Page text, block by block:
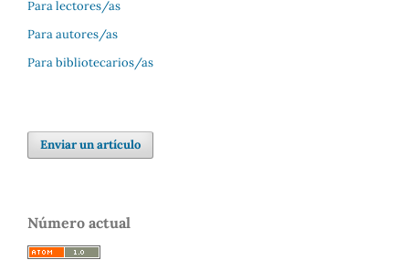
Para lectores/as
Para autores/as
Para bibliotecarios/as
Enviar un artículo
Número actual